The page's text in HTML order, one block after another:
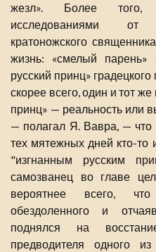
жезл». Более того,
исследованиями от
кратоножского
жизнь: «смелый
русский принц»
скорее всего, один и тот
принц» — реальность или
— полагал Я. Вавра, — что
тех мятежных дней кто-то
"изгнанным русским
самозванец во главе
вероятнее всего,
обездоленного и
поднялся на
предводителя одного